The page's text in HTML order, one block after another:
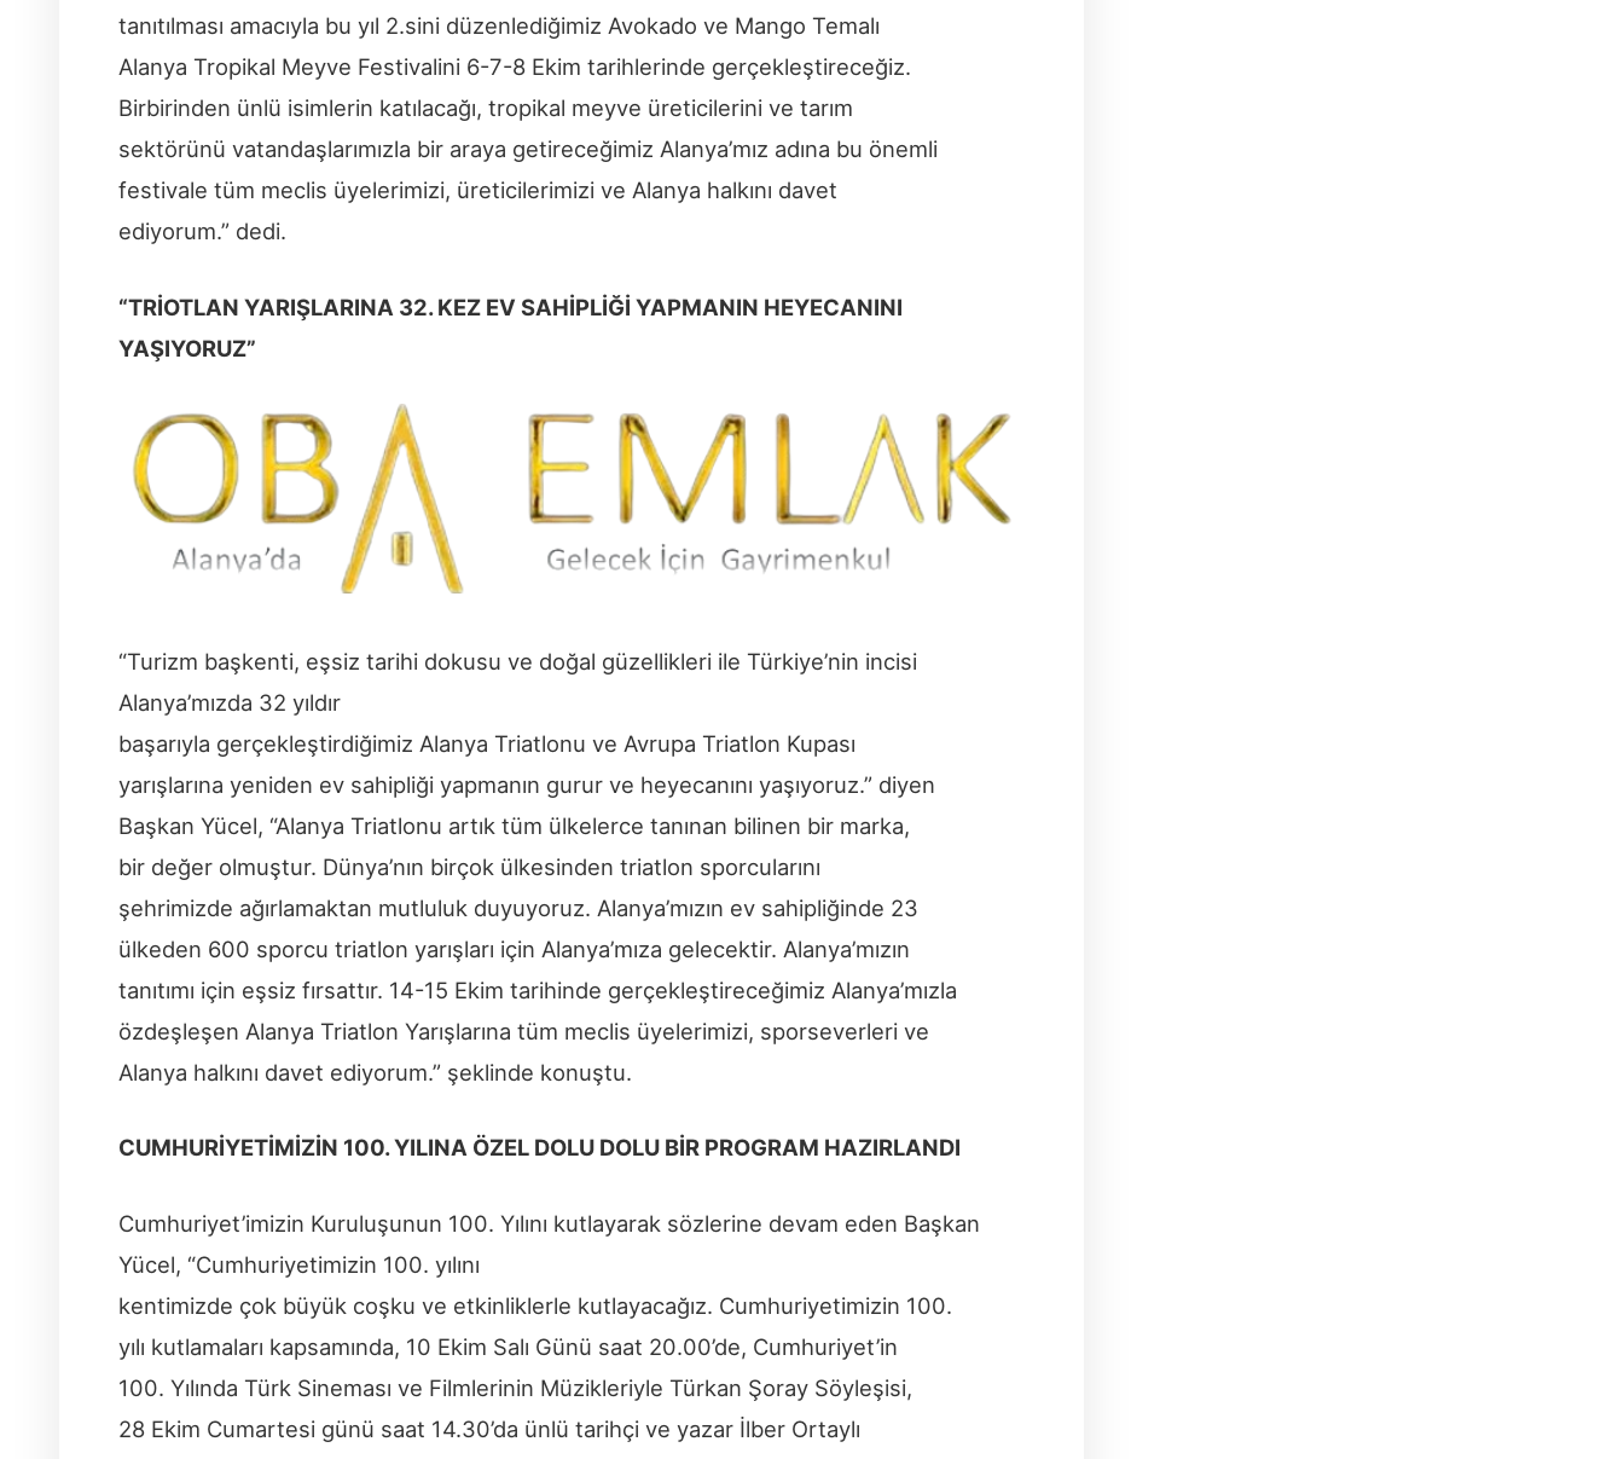
tanıtılması amacıyla bu yıl 2.sini düzenlediğimiz Avokado ve Mango Temalı
Alanya Tropikal Meyve Festivalini 6-7-8 Ekim tarihlerinde gerçekleştireceğiz.
Birbirinden ünlü isimlerin katılacağı, tropikal meyve üreticilerini ve tarım
sektörünü vatandaşlarımızla bir araya getireceğimiz Alanya’mız adına bu önemli
festivale tüm meclis üyelerimizi, üreticilerimizi ve Alanya halkını davet
ediyorum.” dedi.
“TRİOTLAN YARIŞLARINA 32. KEZ EV SAHİPLİĞİ YAPMANIN HEYECANINI
YAŞIYORUZ”
“Turizm başkenti, eşsiz tarihi dokusu ve doğal güzellikleri ile Türkiye’nin incisi
Alanya’mızda 32 yıldır
başarıyla gerçekleştirdiğimiz Alanya Triatlonu ve Avrupa Triatlon Kupası
yarışlarına yeniden ev sahipliği yapmanın gurur ve heyecanını yaşıyoruz.” diyen
Başkan Yücel, “Alanya Triatlonu artık tüm ülkelerce tanınan bilinen bir marka,
bir değer olmuştur. Dünya’nın birçok ülkesinden triatlon sporcularını
şehrimizde ağırlamaktan mutluluk duyuyoruz. Alanya’mızın ev sahipliğinde 23
ülkeden 600 sporcu triatlon yarışları için Alanya’mıza gelecektir. Alanya’mızın
tanıtımı için eşsiz fırsattır. 14-15 Ekim tarihinde gerçekleştireceğimiz Alanya’mızla
özdeşleşen Alanya Triatlon Yarışlarına tüm meclis üyelerimizi, sporseverleri ve
Alanya halkını davet ediyorum.” şeklinde konuştu.
CUMHURİYETİMİZİN 100. YILINA ÖZEL DOLU DOLU BİR PROGRAM HAZIRLANDI
Cumhuriyet’imizin Kuruluşunun 100. Yılını kutlayarak sözlerine devam eden Başkan
Yücel, “Cumhuriyetimizin 100. yılını
kentimizde çok büyük coşku ve etkinliklerle kutlayacağız. Cumhuriyetimizin 100.
yılı kutlamaları kapsamında, 10 Ekim Salı Günü saat 20.00’de, Cumhuriyet’in
100. Yılında Türk Sineması ve Filmlerinin Müzikleriyle Türkan Şoray Söyleşisi,
28 Ekim Cumartesi günü saat 14.30’da ünlü tarihçi ve yazar İlber Ortaylı